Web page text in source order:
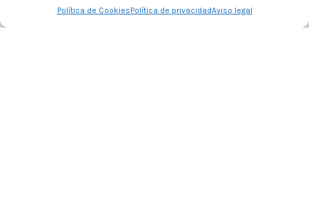
Política de CookiesPolítica de privacidadAviso legal
Lista de deseos Carrito Mi cuenta